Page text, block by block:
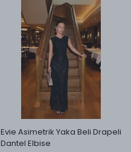
Evie Asimetrik Yaka Beli Drapeli
Dantel Elbise